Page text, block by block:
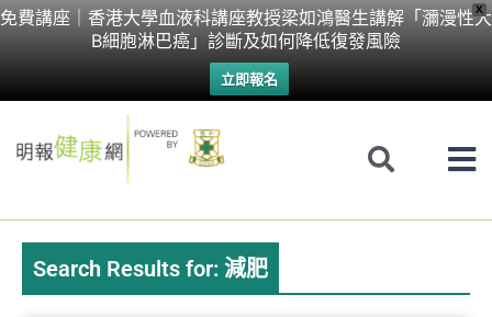
X
免費講座｜香港大學血液科講座教授梁如鴻醫生講解「瀰漫性大
B細胞淋巴癌」診斷及如何降低復發風險
立即報名
Skip
Search Results for: 減肥